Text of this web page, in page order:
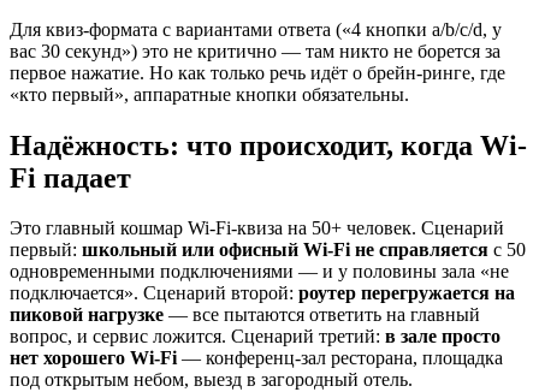
Для квиз-формата с вариантами ответа («4 кнопки a/b/c/d, у
вас 30 секунд») это не критично — там никто не борется за
первое нажатие. Но как только речь идёт о брейн-ринге, где
«кто первый», аппаратные кнопки обязательны.
Надёжность: что происходит, когда Wi-
Fi падает
Это главный кошмар Wi-Fi-квиза на 50+ человек. Сценарий
первый: школьный или офисный Wi-Fi не справляется с 50
одновременными подключениями — и у половины зала «не
подключается». Сценарий второй: роутер перегружается на
пиковой нагрузке — все пытаются ответить на главный
вопрос, и сервис ложится. Сценарий третий: в зале просто
нет хорошего Wi-Fi— конференц-зал ресторана, площадка
под открытым небом, выезд в загородный отель.